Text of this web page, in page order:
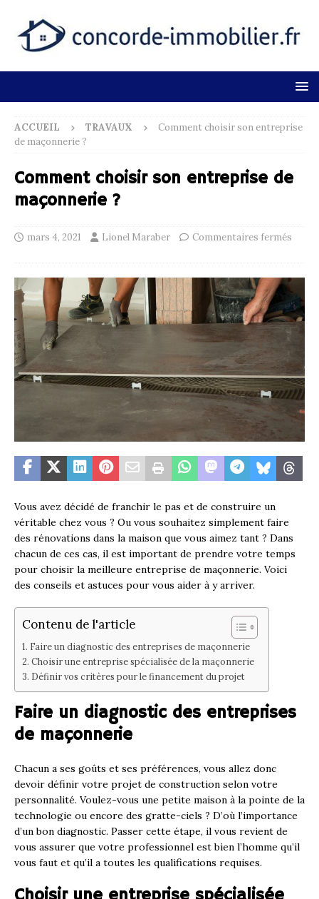
ACCUEIL TRAVAUX
Comment choisir son entreprise
de maçonnerie ?
Comment choisir son entreprise de
maçonnerie ?
mars 4, 2021 Lionel Maraber Commentaires fermés
Vous avez décidé de franchir le pas et de construire un
véritable chez vous ? Ou vous souhaitez simplement faire
des rénovations dans la maison que vous aimez tant ? Dans
chacun de ces cas, il est important de prendre votre temps
pour choisir la meilleure entreprise de maçonnerie. Voici
des conseils et astuces pour vous aider à y arriver.
Contenu de l'article
Faire un diagnostic des entreprises de maçonnerie
Choisir une entreprise spécialisée de la maçonnerie
Définir vos critères pour le financement du projet
Faire un diagnostic des entreprises
de maçonnerie
Chacun a ses goûts et ses préférences, vous allez donc
devoir définir votre projet de construction selon votre
personnalité. Voulez-vous une petite maison à la pointe de la
technologie ou encore des gratte-ciels ? D’où l’importance
d’un bon diagnostic. Passer cette étape, il vous revient de
vous assurer que votre professionnel est bien l’homme qu’il
vous faut et qu’il a toutes les qualifications requises.